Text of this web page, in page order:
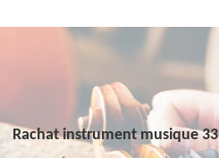
Rachat instrument musique 33